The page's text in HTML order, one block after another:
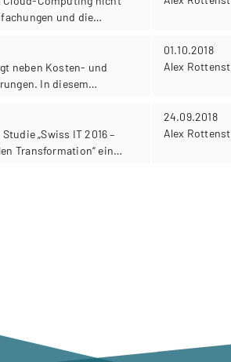
und die
neben Kosten- und
In diesem
01.10.2018
Alex
„Swiss IT 2016 –
Transformation“ ein
24.09.2018
Alex